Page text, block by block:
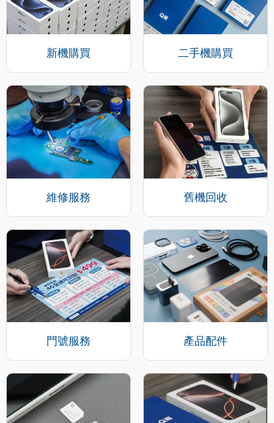
新機購買 二手機購買
維修服務 舊機回收
門號服務 產品配件